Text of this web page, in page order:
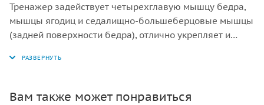
Тренажер задействует четырехглавую мышцу бедра,
мышцы ягодиц и седалищно-большеберцовые мышцы
(задней поверхности бедра), отлично укрепляет и
Вам также может понравиться